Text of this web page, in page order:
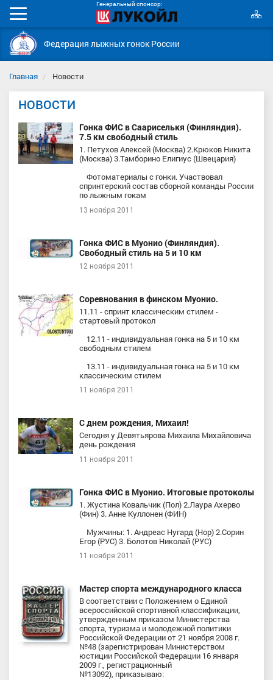
Генеральный спонсор:
Мобильное
меню
Федерация лыжных гонок России
Главная Новости
НОВОСТИ
Гонка ФИС в Саариселькя (Финляндия).
7.5 км свободный стиль
1. Петухов Алексей (Москва) 2.Крюков Никита
(Москва) 3.Тамборино Елигиус (Швецария)
Фотоматериалы с гонки. Участвовал
спринтерский состав сборной команды России
по лыжным гокам
13 ноября 2011
Гонка ФИС в Муонио (Финляндия).
Свободный стиль на 5 и 10 км
12 ноября 2011
Соревнования в финском Муонио.
11.11 - спринт классическим стилем -
стартовый протокол
12.11 - индивидуальная гонка на 5 и 10 км
свободным стилем
13.11 - индивидуальная гонка на 5 и 10 км
классическим стилем
11 ноября 2011
С днем рождения, Михаил!
Сегодня у Девятьярова Михаила Михайловича
день рождения
11 ноября 2011
Гонка ФИС в Муонио. Итоговые протоколы
1. Жустина Ковальчик (Пол) 2.Лаура Ахерво
(Фин) 3. Анне Куллонен (ФИН)
Мужчины: 1. Андреас Нугард (Нор) 2.Сорин
Егор (РУС) 3. Болотов Николай (РУС)
11 ноября 2011
Мастер спорта международного класса
В соответствии с Положением о Единой
всероссийской спортивной классификации,
утвержденным приказом Министерства
спорта, туризма и молодежной политики
Российской Федерации от 21 ноября 2008 г.
№48 (зарегистрирован Министерством
юстиции Российской Федерации 16 января
2009 г., регистрационный
№13092), приказываю: